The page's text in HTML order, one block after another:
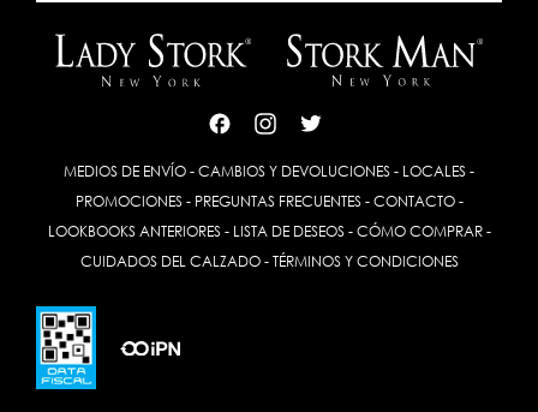
MEDIOS DE ENVÍO - CAMBIOS Y DEVOLUCIONES - LOCALES -
PROMOCIONES- PREGUNTAS FRECUENTES- CONTACTO-
LOOKBOOKS ANTERIORES- LISTA DE DESEOS- CÓMO COMPRAR-
CUIDADOS DEL CALZADO- TÉRMINOS Y CONDICIONES